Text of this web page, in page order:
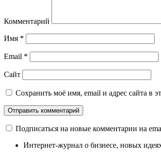
Комментарий
Имя *
Email *
Сайт
Сохранить моё имя, email и адрес сайта в
Подписаться на новые комментарии на
Интернет-журнал о бизнесе, новых